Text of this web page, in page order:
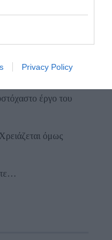
Privacy Policy
νησιά
έργο του
όμως